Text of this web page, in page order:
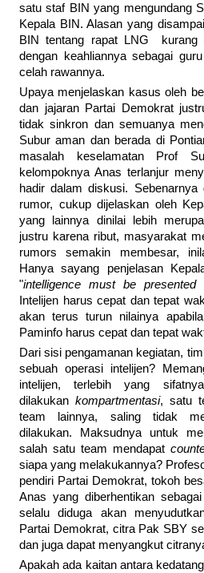
satu staf BIN yang mengundang
Kepala BIN. Alasan yang
BIN tentang rapat LNG kurang
dengan keahliannya sebagai
celah rawannya.
Upaya menjelaskan kasus oleh
dan jajaran Partai Demokrat
tidak sinkron dan semuanya
Subur aman dan berada di
masalah keselamatan Prof
kelompoknya Anas terlanjur
hadir dalam diskusi.
rumor, cukup dijelaskan oleh
yang lainnya dinilai lebih
justru karena ribut, masyarakat
rumors semakin membesar,
Hanya sayang penjelasan
"intelligence must be presented
Intelijen harus cepat dan tepat
akan terus turun nilainya
Paminfo harus cepat dan tepat
Dari sisi pengamanan kegiatan,
sebuah operasi intelijen?
intelijen, terlebih yang
dilakukan kompartmentasi, satu
team lainnya, saling tidak
dilakukan. Maksudnya untuk
salah satu team mendapat
siapa yang melakukannya?
pendiri Partai Demokrat, tokoh
Anas yang diberhentikan
selalu diduga akan
Partai Demokrat, citra Pak SBY
dan juga dapat menyangkut
Apakah ada kaitan antara